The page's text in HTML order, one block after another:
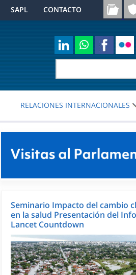
SAPL CONTACTO
RELACIONES INTERNACIONALES
Seminario Impacto del cambio
en la salud Presentación del
Lancet Countdown